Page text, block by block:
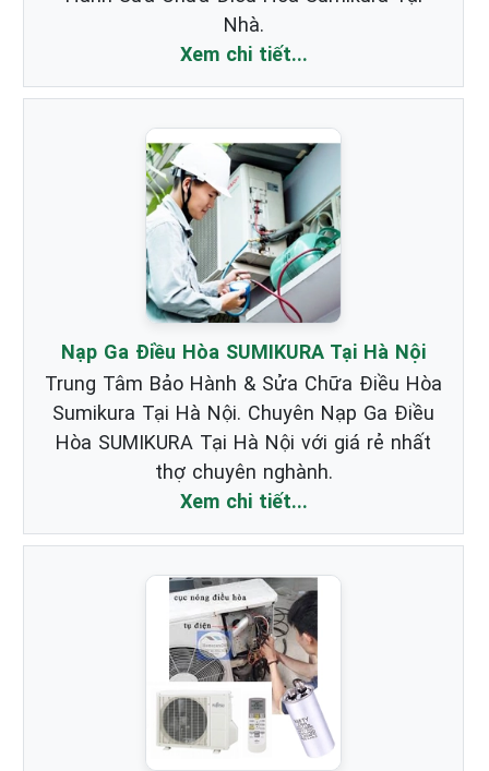
Nhà.
Xem chi tiết...
Nạp Ga Điều Hòa SUMIKURA Tại Hà Nội
Trung Tâm Bảo Hành & Sửa Chữa Điều Hòa
Sumikura Tại Hà Nội. Chuyên Nạp Ga Điều
Hòa SUMIKURA Tại Hà Nội với giá rẻ nhất
thợ chuyên nghành.
Xem chi tiết...